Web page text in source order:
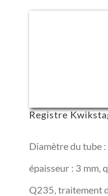
Registre
Diamètre du tube
épaisseur : 3 mm,
Q235, traitement